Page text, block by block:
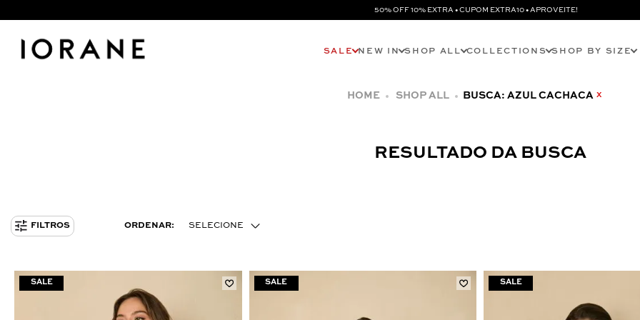
50% OFF 10% EXTRA • CUPOM EXTRA10 • APROVEITE!
SALE NEW IN SHOP ALL COLLECTIONS SHOP BY SIZE
SHOP ALL BUSCA: AZUL CACHACA X
RESULTADO DA BUSCA
FILTROS ORDENAR: SELECIONE
MAIS VENDIDOS